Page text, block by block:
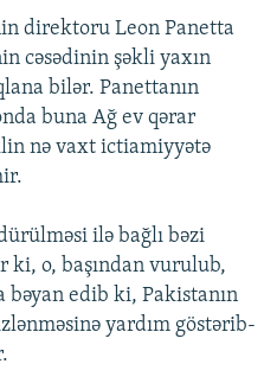
direktoru Leon Panetta
cəsədinin şəkli yaxın
bilər. Panettanın
buna Ağ ev qərar
nə vaxt ictiamiyyətə
ilə bağlı bəzi
ki, o, başından vurulub,
bəyan edib ki, Pakistanın
yardım göstərib-